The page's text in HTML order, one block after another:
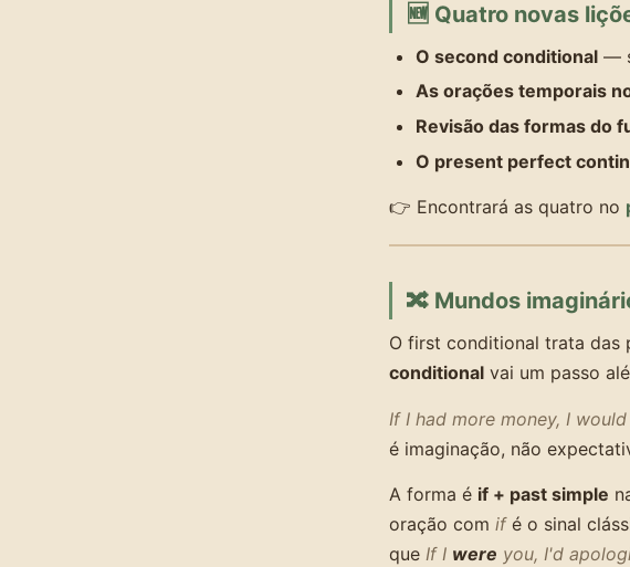
🆕 Quatro novas
O second conditional —
As orações temporais
Revisão das formas do
O present perfect
👉 Encontrará as quatro no
🔀 Mundos
O first conditional trata das
conditional vai um passo
If I had more money, I
é imaginação, não
A forma é if + past simple
oração com ifé o sinal
que If I were you, I'd